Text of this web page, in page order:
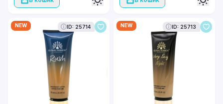
NEW ID: 25714 NEW ID: 25713